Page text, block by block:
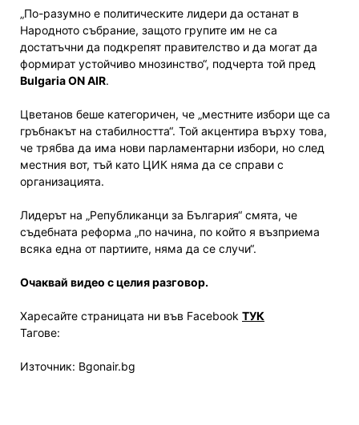
„По-разумно е политическите лидери да останат в
Народното събрание, защото групите им не са
достатъчни да подкрепят правителство и да могат да
формират устойчиво мнозинство“, подчерта той пред
Bulgaria ON AIR.
Цветанов беше категоричен, че „местните избори ще са
гръбнакът на стабилността“. Той акцентира върху това,
че трябва да има нови парламентарни избори, но след
местния вот, тъй като ЦИК няма да се справи с
организацията.
Лидерът на „Републиканци за България“ смята, че
съдебната реформа „по начина, по който я възприема
всяка една от партиите, няма да се случи“.
Очаквай видео с целия разговор.
Харесайте страницата ни във Facebook ТУК
Тагове:
Източник: Bgonair.bg